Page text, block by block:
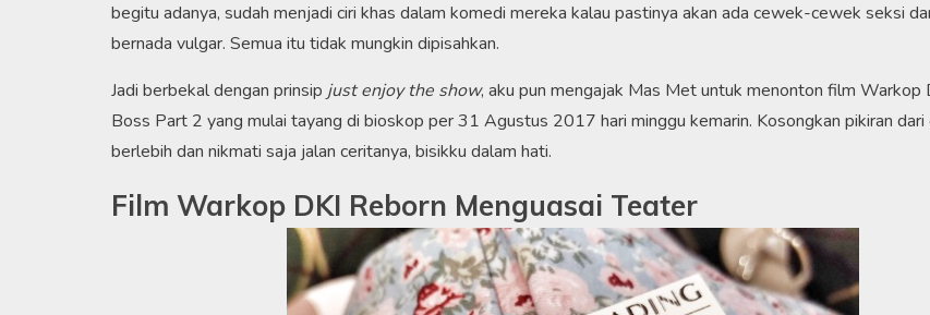
begitu adanya, sudah menjadi ciri khas dalam komedi mereka kalau pastinya akan ada cewek-cewek seksi
bernada vulgar. Semua itu tidak mungkin dipisahkan.
Jadi berbekal dengan prinsip just enjoy the show, aku pun mengajak Mas Met untuk menonton film Warkop
Boss Part 2 yang mulai tayang di bioskop per 31 Agustus 2017 hari minggu kemarin. Kosongkan pikiran
berlebih dan nikmati saja jalan ceritanya, bisikku dalam hati.
Film Warkop DKI Reborn Menguasai Teater